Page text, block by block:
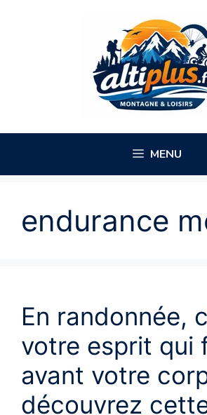
MENU
endurance
En randonnée,
votre esprit qui
avant votre
découvrez